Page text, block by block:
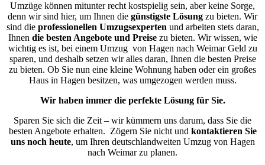
Umzüge können mitunter recht kostspielig sein, aber keine Sorge,
denn wir sind hier, um Ihnen die günstigste Lösung zu bieten. Wir
sind die professionellen Umzugsexperten und arbeiten stets daran,
Ihnen die besten Angebote und Preisezu bieten. Wir wissen, wie
wichtig es ist, bei einem Umzug von Hagen nach Weimar Geld zu
sparen, und deshalb setzen wir alles daran, Ihnen die besten Preise
zu bieten. Ob Sie nun eine kleine Wohnung haben oder ein großes
Haus in Hagen besitzen, was umgezogen werden muss.
Wir haben immer die perfekte Lösung für Sie.
Sparen Sie sich die Zeit – wir kümmern uns darum, dass Sie die
besten Angebote erhalten. Zögern Sie nicht und kontaktieren Sie
uns noch heute, um Ihren deutschlandweiten Umzug von Hagen
nach Weimar zu planen.